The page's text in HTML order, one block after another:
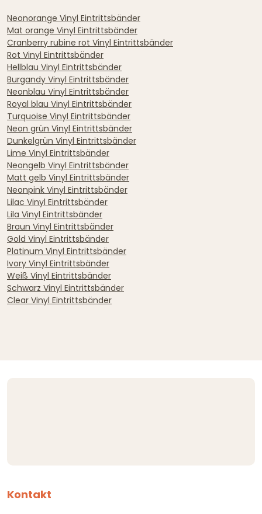
Neonorange Vinyl Eintrittsbänder
Mat orange Vinyl Eintrittsbänder
Cranberry rubine rot Vinyl Eintrittsbänder
Rot Vinyl Eintrittsbänder
Hellblau Vinyl Eintrittsbänder
Burgandy Vinyl Eintrittsbänder
Neonblau Vinyl Eintrittsbänder
Royal blau Vinyl Eintrittsbänder
Turquoise Vinyl Eintrittsbänder
Neon grün Vinyl Eintrittsbänder
Dunkelgrün Vinyl Eintrittsbänder
Lime Vinyl Eintrittsbänder
Neongelb Vinyl Eintrittsbänder
Matt gelb Vinyl Eintrittsbänder
Neonpink Vinyl Eintrittsbänder
Lilac Vinyl Eintrittsbänder
Lila Vinyl Eintrittsbänder
Braun Vinyl Eintrittsbänder
Gold Vinyl Eintrittsbänder
Platinum Vinyl Eintrittsbänder
Ivory Vinyl Eintrittsbänder
Weiß Vinyl Eintrittsbänder
Schwarz Vinyl Eintrittsbänder
Clear Vinyl Eintrittsbänder
Kontakt